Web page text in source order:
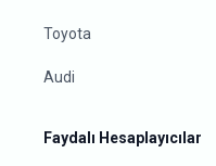
Toyota
Audi
Faydalı Hesaplayıcılar